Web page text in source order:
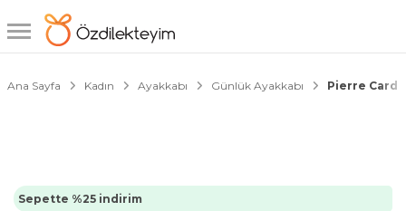
Ana Sayfa Kadın Ayakkabı Günlük Ayakkabı Pierre
Sepette %25 indirim
1/5